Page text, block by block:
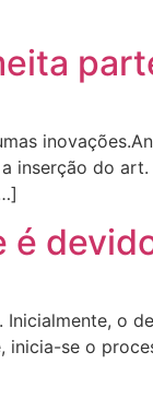
inserção do
é
Inicialmente, o
inicia-se o